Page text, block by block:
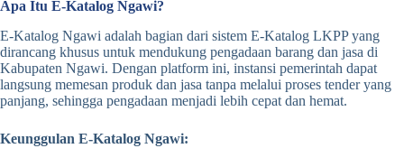
Apa Itu E-Katalog Ngawi?
E-Katalog Ngawi adalah bagian dari sistem E-Katalog LKPP yang
dirancang khusus untuk mendukung pengadaan barang dan jasa di
Kabupaten Ngawi. Dengan platform ini, instansi pemerintah dapat
langsung memesan produk dan jasa tanpa melalui proses tender yang
panjang, sehingga pengadaan menjadi lebih cepat dan hemat.
Keunggulan E-Katalog Ngawi: